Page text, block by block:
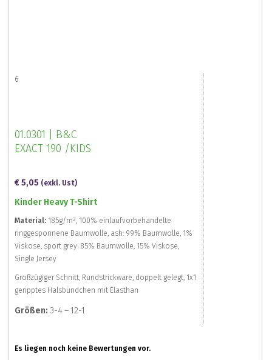
6
01.0301 | B&C
EXACT 190 /KIDS
€ 5,05 (exkl. Ust)
Kinder Heavy T-Shirt
Material: 185g/m², 100% einlaufvorbehandelte
ringgesponnene Baumwolle, ash: 99% Baumwolle, 1%
Viskose, sport grey: 85% Baumwolle, 15% Viskose,
Single Jersey
Großzügiger Schnitt, Rundstrickware, doppelt gelegt, 1x1
geripptes Halsbündchen mit Elasthan
Größen: 3-4 – 12-1
Es liegen noch keine Bewertungen vor.